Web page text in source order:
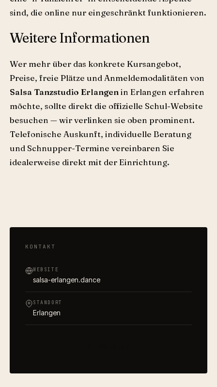
sind, die online nur eingeschränkt funktionieren.
Weitere Informationen
Wer mehr über das konkrete Kursangebot,
Preise, freie Plätze und Anmeldemodalitäten von
Salsa Tanzstudio Erlangen in Erlangen erfahren
möchte, sollte direkt die offizielle Schul-Website
besuchen — wir verlinken sie oben prominent.
Telefonische Auskunft, individuelle Beratung
und Schnupper-Termine vereinbaren Sie
idealerweise direkt mit der Einrichtung.
KONTAKT
WEBSITE
salsa-erlangen.dance
STANDORT
Erlangen